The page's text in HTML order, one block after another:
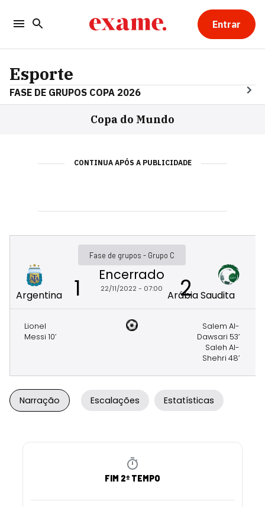
Entrar
Esporte
FASE DE GRUPOS COPA 2026
Copa do Mundo
CONTINUA APÓS A PUBLICIDADE